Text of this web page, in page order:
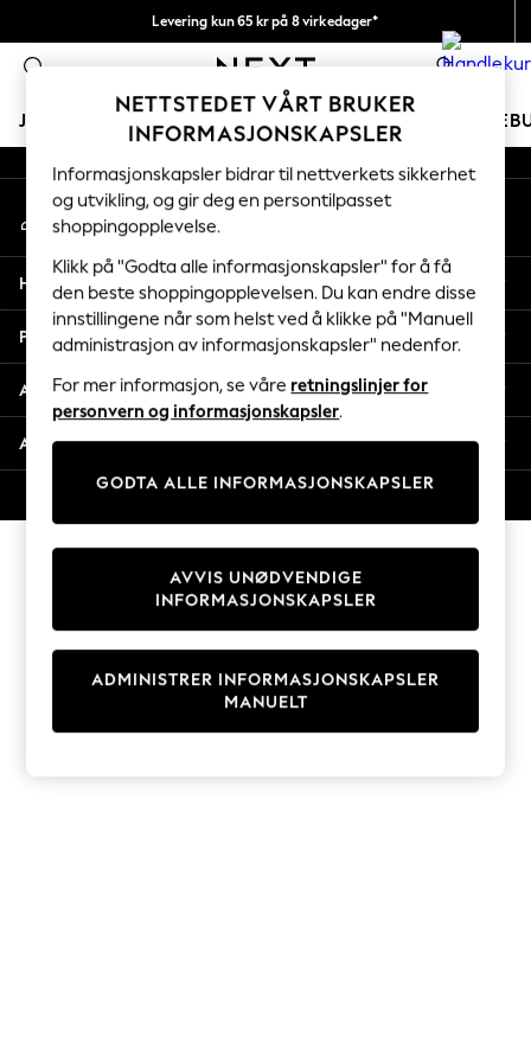
Levering kun 65 kr på 8 virkedager*
Vi betaler alle tollavgifter 0
JENTER GUTTER BABY KVINNER MENN
GIRLS
New In
50 - 92cm
98 - 110cm
116 - 134cm
140 - 174cm
Trending: Top & Short Sets
Trending: Clogs
Toy Story
THE SET
Coats & Jackets
Sweatshirts & Hoodies
Knitwear
Cardigans
Dresses
Sets & Outfits
T-Shirts
An error occurred on client
Våre sosiale nettverk
Min konto
Logg inn på kontoen din
Hjelp
Personvern & Juridisk
Avdelinger
Andre tjenester
NETTSTEDET VÅRT BRUKER
INFORMASJONSKAPSLER
Informasjonskapsler bidrar til nettverkets sikkerhet
og utvikling, og gir deg en persontilpasset
shoppingopplevelse.
Klikk på "Godta alle informasjonskapsler" for å få
den beste shoppingopplevelsen. Du kan endre disse
innstillingene når som helst ved å klikke på "Manuell
administrasjon av informasjonskapsler" nedenfor.
For mer informasjon, se våre retningslinjer for
personvern og informasjonskapsler.
GODTA ALLE INFORMASJONSKAPSLER
ADMINISTRER INFORMASJONSKAPSLER
MANUELT
AVVIS UNØDVENDIGE
INFORMASJONSKAPSLER